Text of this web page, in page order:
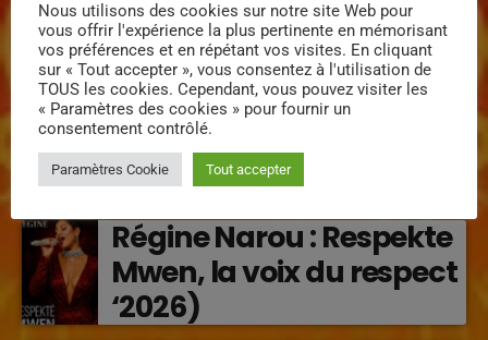
ÉPISODES DE PODCAST
MISSYAL – Lanmou
Enposib : une nouvelle
voix caribéenne qui
transforme les émotions
en musique (2026)
Régine Narou : Respekte
Mwen, la voix du respect
‘2026)
Nous utilisons des cookies sur notre site Web pour
vous offrir l'expérience la plus pertinente en mémorisant
vos préférences et en répétant vos visites. En cliquant
sur « Tout accepter », vous consentez à l'utilisation de
TOUS les cookies. Cependant, vous pouvez visiter les
« Paramètres des cookies » pour fournir un
consentement contrôlé.
Paramètres Cookie Tout accepter